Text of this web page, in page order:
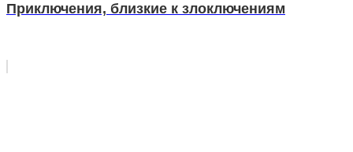
Приключения, близкие к злоключениям